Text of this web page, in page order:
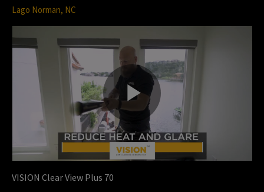
V
i
d
Lago Norman, NC
P
VISION Clear View Plus 70